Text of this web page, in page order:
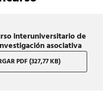
interuniversitario de
asociativa
PDF (327,77 KB)